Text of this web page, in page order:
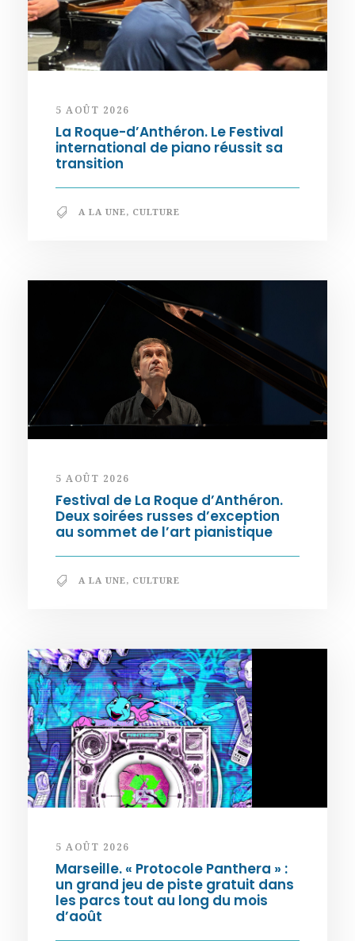
5 AOÛT 2026
La Roque-d’Anthéron. Le Festival
international de piano réussit sa
transition
A LA UNE, CULTURE
5 AOÛT 2026
Festival de La Roque d’Anthéron.
Deux soirées russes d’exception
au sommet de l’art pianistique
A LA UNE, CULTURE
5 AOÛT 2026
Marseille. « Protocole Panthera » :
un grand jeu de piste gratuit dans
les parcs tout au long du mois
d’août